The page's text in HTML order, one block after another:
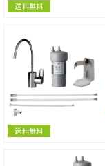
送料無料
送料無料